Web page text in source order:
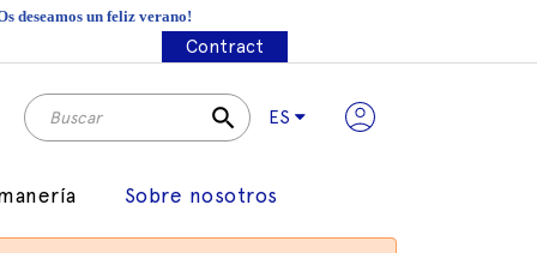
deseamos un feliz verano!
Contract
search ES
Sobre nosotros